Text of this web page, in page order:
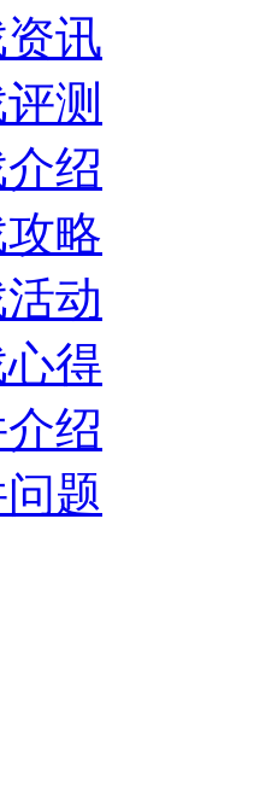
讯
测
绍
略
动
得
绍
题